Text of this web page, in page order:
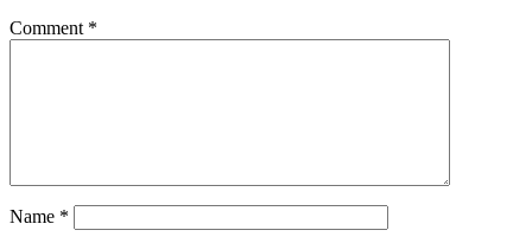
Comment *
Name *